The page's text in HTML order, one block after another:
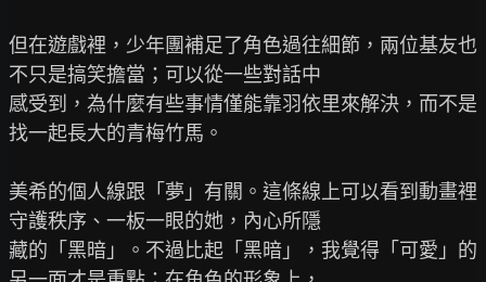
但在遊戲裡，少年團補足了角色過往細節，兩位基友也
不只是搞笑擔當；可以從一些對話中
感受到，為什麼有些事情僅能靠羽依里來解決，而不是
找一起長大的青梅竹馬。
美希的個人線跟「夢」有關。這條線上可以看到動畫裡
守護秩序、一板一眼的她，內心所隱
藏的「黑暗」。不過比起「黑暗」，我覺得「可愛」的